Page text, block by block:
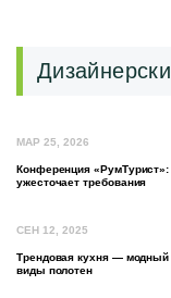
МАР 25, 2026
Конференция «РумТурист»:
ужесточает требования
СЕН 12, 2025
Трендовая кухня — модный
виды полотен